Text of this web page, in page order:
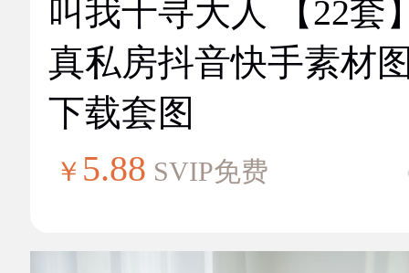
叫我千寻大人 【22套
真私房抖音快手素材
下载套图
￥ 5.88 SVIP免费